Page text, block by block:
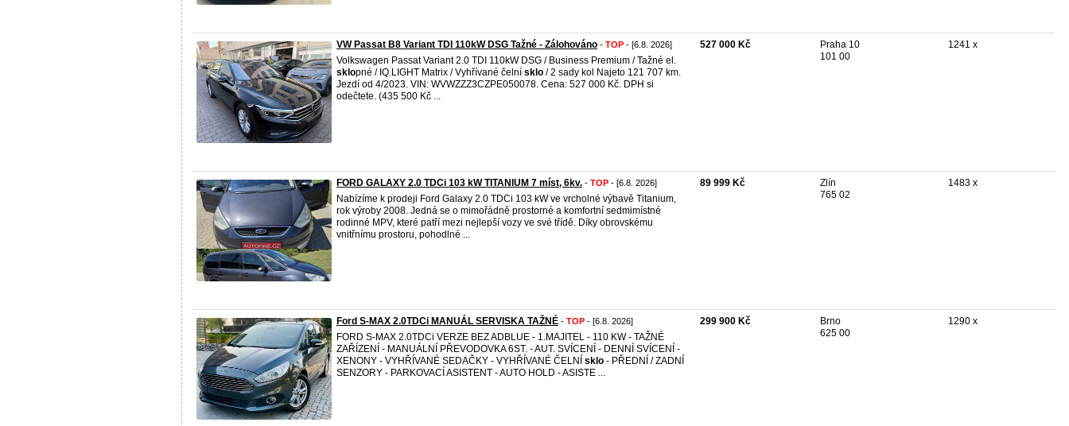
VW Passat B8 Variant TDI 110kW DSG Tažné - Zálohováno - TOP - [6.8. 2026]
Volkswagen Passat Variant 2.0 TDI 110kW DSG / Business Premium / Tažné el.
sklopné / IQ.LIGHT Matrix / Vyhřívané čelní sklo / 2 sady kol Najeto 121 707 km.
Jezdí od 4/2023. VIN: WVWZZZ3CZPE050078. Cena: 527 000 Kč. DPH si
odečtete. (435 500 Kč ...
527 000 Kč
Praha 10
101 00
1241 x
FORD GALAXY 2.0 TDCi 103 kW TITANIUM 7 míst, 6kv. - TOP - [6.8. 2026]
Nabízíme k prodeji Ford Galaxy 2.0 TDCi 103 kW ve vrcholné výbavě Titanium,
rok výroby 2008. Jedná se o mimořádně prostorné a komfortní sedmimístné
rodinné MPV, které patří mezi nejlepší vozy ve své třídě. Díky obrovskému
vnitřnímu prostoru, pohodlné ...
89 999 Kč
Zlín
765 02
1483 x
Ford S-MAX 2.0TDCi MANUÁL SERVISKA TAŽNÉ - TOP - [6.8. 2026]
FORD S-MAX 2.0TDCi VERZE BEZ ADBLUE - 1.MAJITEL - 110 KW - TAŽNÉ
ZAŘÍZENÍ - MANUÁLNÍ PŘEVODOVKA 6ST. - AUT. SVÍCENÍ - DENNÍ SVÍCENÍ -
XENONY - VYHŘÍVANÉ SEDAČKY - VYHŘÍVANÉ ČELNÍ sklo - PŘEDNÍ / ZADNÍ
SENZORY - PARKOVACÍ ASISTENT - AUTO HOLD - ASISTE ...
299 900 Kč
Brno
625 00
1290 x